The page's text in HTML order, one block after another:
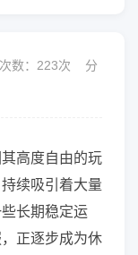
数： 223次 分
高度自由的玩
续吸引着大量
长期稳定运
正逐步成为休